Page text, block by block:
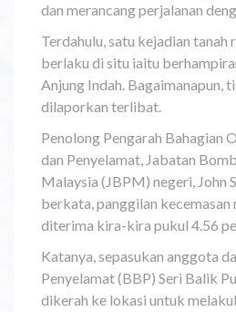
dan merancang perjalanan
Terdahulu, satu kejadian tanah
berlaku di situ iaitu
Anjung Indah. Bagaimanapun,
dilaporkan terlibat.
Penolong Pengarah Bahagian
dan Penyelamat, Jabatan
Malaysia (JBPM) negeri, John
berkata, panggilan
diterima kira-kira pukul 4.56
Katanya, sepasukan anggota
Penyelamat (BBP) Seri Balik
dikerah ke lokasi untuk